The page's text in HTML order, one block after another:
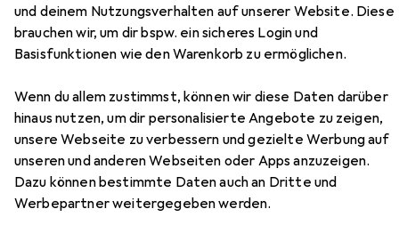
und deinem Nutzungsverhalten auf unserer Website. Diese
brauchen wir, um dir bspw. ein sicheres Login und
Basisfunktionen wie den Warenkorb zu ermöglichen.
Wenn du allem zustimmst, können wir diese Daten darüber
hinaus nutzen, um dir personalisierte Angebote zu zeigen,
unsere Webseite zu verbessern und gezielte Werbung auf
unseren und anderen Webseiten oder Apps anzuzeigen.
Dazu können bestimmte Daten auch an Dritte und
Werbepartner weitergegeben werden.
Zubehör für Werkstarck
Möbelgriffe
Hier findest du passendes Zubehör zum Produkt
Werkstarck Möbelgriffe aus der Kategorie Möbelgriff.
Relevanz
Produktliste